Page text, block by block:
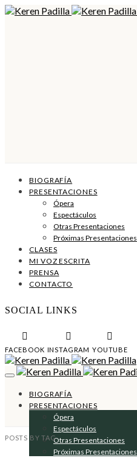
BIOGRAFÍA
PRESENTACIONES
Ópera
Espectáculos
Otras Presentaciones
Próximas Presentaciones
CLASES
MI VOZ ESCRITA
PRENSA
CONTACTO
SOCIAL LINKS
FACEBOOK INSTAGRAM YOUTUBE
BIOGRAFÍA
PRESENTACIONES
Ópera
Espectáculos
Otras Presentaciones
Próximas Presentaciones
POSTS BY TAG